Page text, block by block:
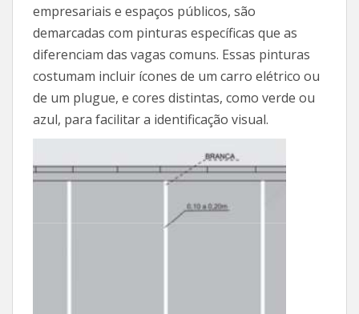
empresariais e espaços públicos, são
demarcadas com pinturas específicas que as
diferenciam das vagas comuns. Essas pinturas
costumam incluir ícones de um carro elétrico ou
de um plugue, e cores distintas, como verde ou
azul, para facilitar a identificação visual.